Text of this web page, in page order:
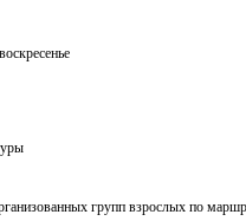
групп взрослых по